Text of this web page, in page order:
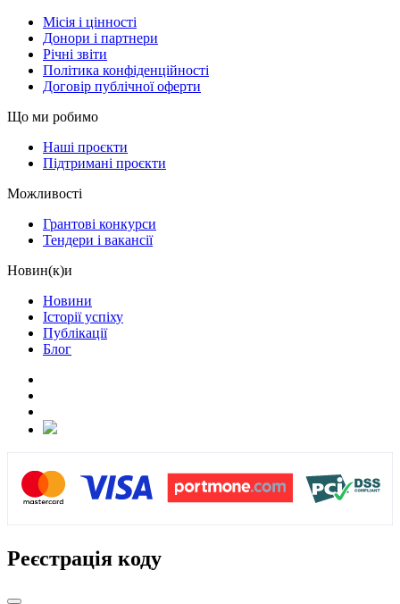
Місія і цінності
Донори і партнери
Річні звіти
Політика конфіденційності
Договір публічної оферти
Що ми робимо
Наші проєкти
Підтримані проєкти
Можливості
Грантові конкурси
Тендери і вакансії
Новин(к)и
Новини
Історії успіху
Публікації
Блог
Реєстрація коду